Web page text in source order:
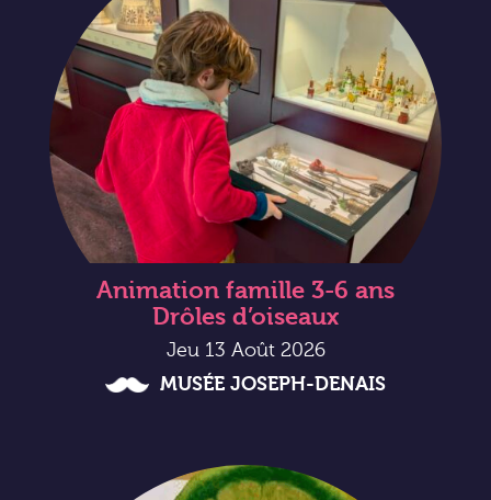
Animation famille 3-6 ans
Drôles d’oiseaux
Jeu 13 Août 2026
MUSÉE JOSEPH-DENAIS